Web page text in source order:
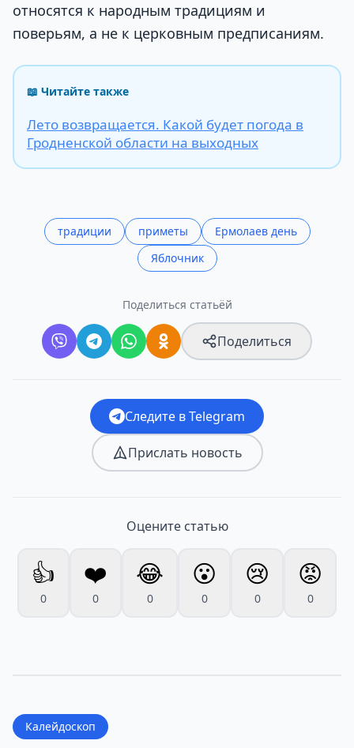
относятся к народным традициям и
поверьям, а не к церковным предписаниям.
📖 Читайте также
Лето возвращается. Какой будет погода в
Гродненской области на выходных
традиции приметы
Ермолаев день
Яблочник
Поделиться статьёй
Поделиться
Следите в Telegram
Прислать новость
Оцените статью
👍
0
❤️
0
😂
0
😮
0
😢
0
😡
0
Калейдоскоп